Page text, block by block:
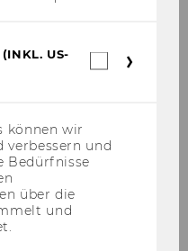
Lehr­trai­ne­rin der
für Grup­pen­dy­
an der Gra­dua­te
Uni­ver­si­ty (USA)
US-
können wir
verbessern und
Bedürfnisse
über die
und